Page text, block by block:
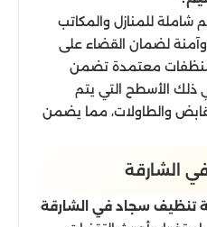
للمنازل والمكاتب
لضمان القضاء على
منظفات معتمدة تضمن
ذلك الأسطح التي يتم
والطاولات، مما يضمن
الشارقة
تنظيف سجاد في الشارقة